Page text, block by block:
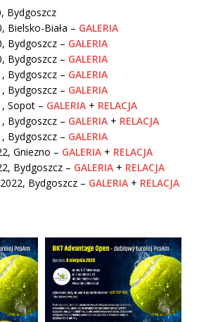
Bydgoszcz
Bielsko-Biała – GALERIA
Bydgoszcz – GALERIA
Bydgoszcz – GALERIA
Bydgoszcz – GALERIA
Bydgoszcz – GALERIA
Sopot – GALERIA + RELACJA
Bydgoszcz – GALERIA + RELACJA
Bydgoszcz – GALERIA
Gniezno – GALERIA + RELACJA
Bydgoszcz – GALERIA + RELACJA
Bydgoszcz – GALERIA + RELACJA